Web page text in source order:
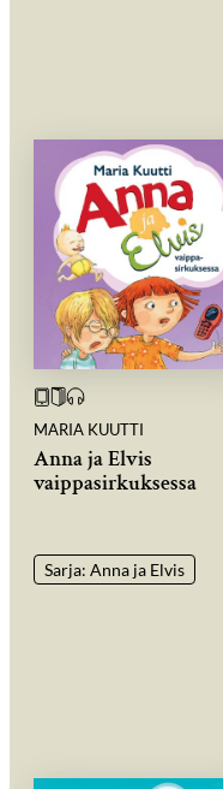
MARIA KUUTTI
Anna ja Elvis
vaippasirkuksessa
Sarja: Anna ja Elvis